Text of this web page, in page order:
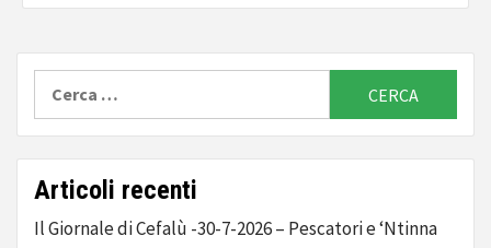
Articoli recenti
Il Giornale di Cefalù -30-7-2026 – Pescatori e ‘Ntinna